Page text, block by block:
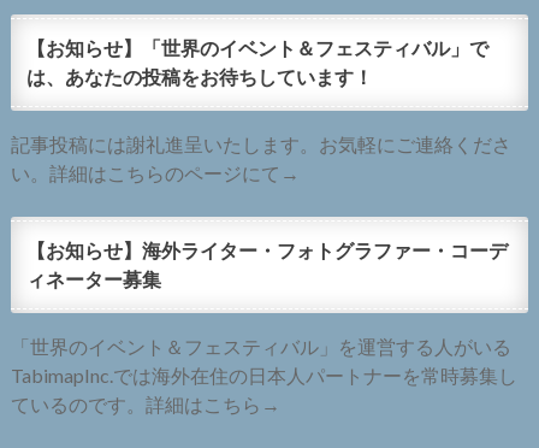
【お知らせ】「世界のイベント＆フェスティバル」で
は、あなたの投稿をお待ちしています！
記事投稿には謝礼進呈いたします。お気軽にご連絡くださ
い。詳細はこちらのページにて→
【お知らせ】海外ライター・フォトグラファー・コーデ
ィネーター募集
「世界のイベント＆フェスティバル」を運営する人がいる
TabimapInc.では海外在住の日本人パートナーを常時募集し
ているのです。詳細はこちら→